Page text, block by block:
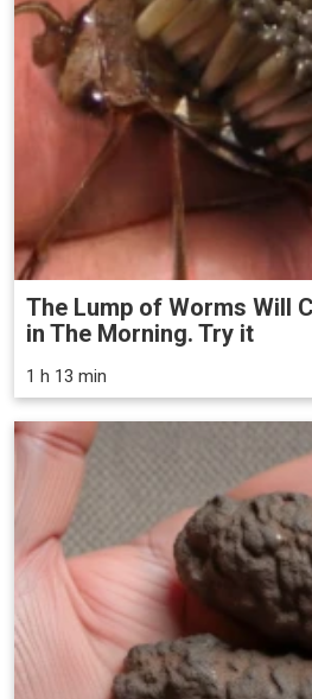
The Lump of Worms Will
in The Morning. Try it
1 h 13 min